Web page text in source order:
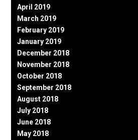
April 2019
March 2019
February 2019
January 2019
December 2018
November 2018
October 2018
September 2018
August 2018
July 2018
June 2018
May 2018